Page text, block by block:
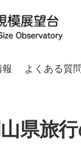
よくある質
県旅